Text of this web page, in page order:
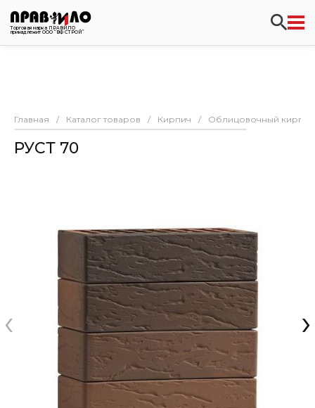
Торговая марка ПРАВИЛО
принадлежит ООО “ВФ СТРОЙ”
Главная / Каталог товаров / Кирпич / Облицовочный кирпич
РУСТ 70
‹ ›